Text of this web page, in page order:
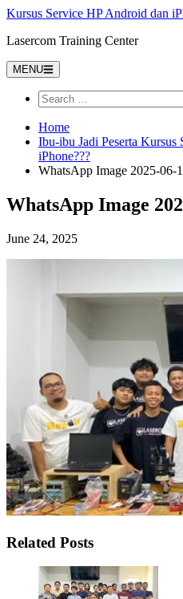
Kursus Service HP Android dan
Lasercom Training Center
MENU
Home
Ibu-ibu Jadi Peserta
iPhone???
WhatsApp Image 2025-06-
WhatsApp Image
June 24, 2025
Related Posts